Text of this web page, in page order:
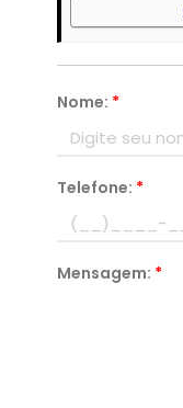
Nome: *
Telefone: *
Mensagem: *